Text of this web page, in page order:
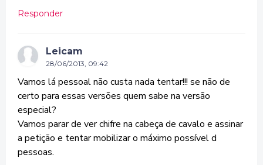
Responder
Leicam
28/06/2013, 09:42
Vamos lá pessoal não custa nada tentar!!! se não de
certo para essas versões quem sabe na versão
especial?
Vamos parar de ver chifre na cabeça de cavalo e assinar
a petição e tentar mobilizar o máximo possível d
pessoas.